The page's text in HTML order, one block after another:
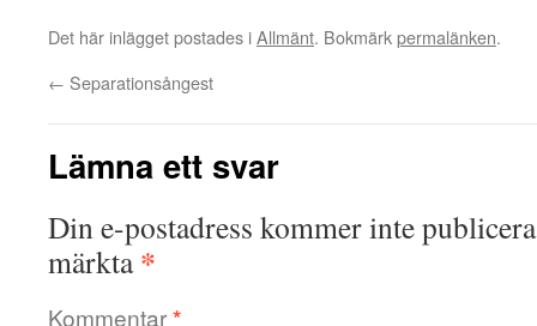
Det här inlägget postades iAllmänt. Bokmärkpermalänken.
← Separationsångest
Lämna ett svar
Din e-postadress kommer inte
märkta*
Kommentar*